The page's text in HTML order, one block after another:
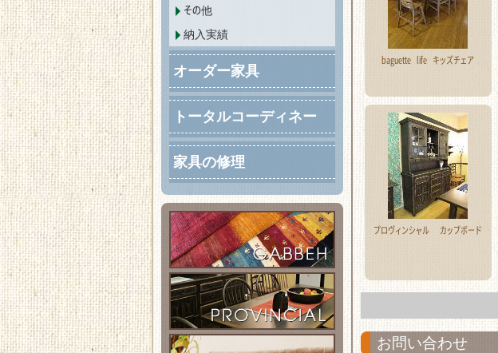
baguette life キッズチェア
プロヴィンシャル カップボード
お問い合わせ
その他
納入実績
オーダー家具
トータルコーディネー
ト
家具の修理